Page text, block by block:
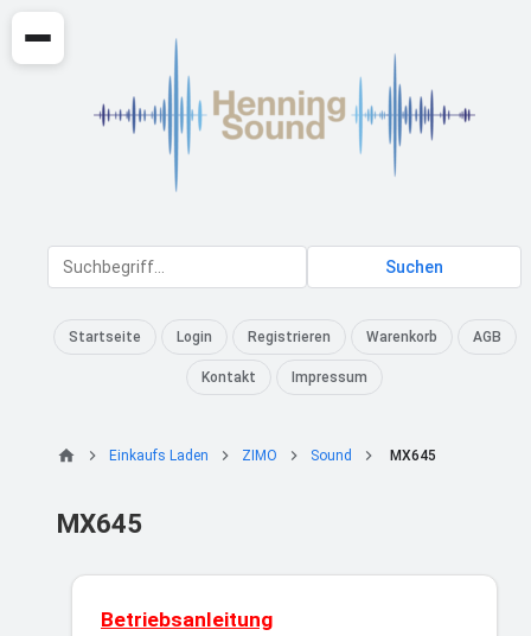
Suchen
Startseite Login Registrieren Warenkorb AGB
Kontakt Impressum
Einkaufs Laden ZIMO Sound MX645
MX645
Betriebsanleitung